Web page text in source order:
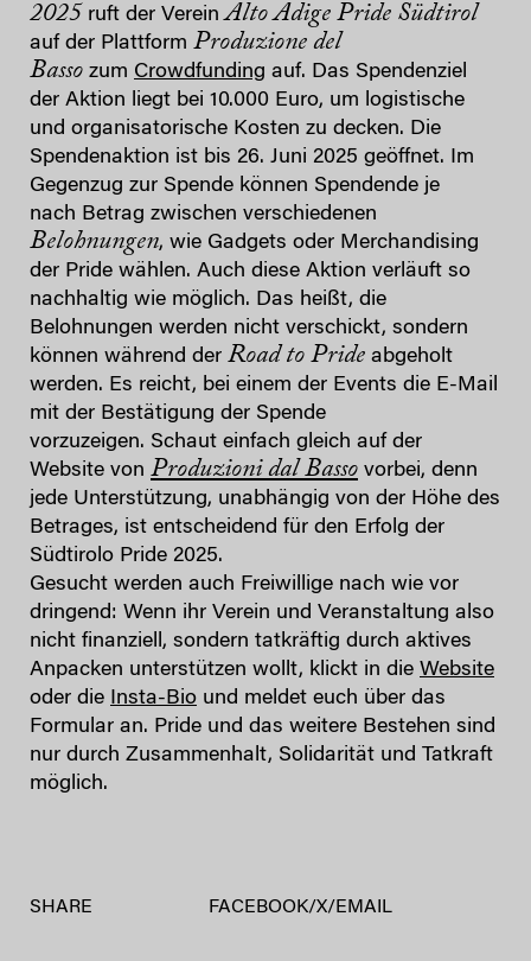
2025 ruft der VereinAlto Adige Pride Südtirol
auf der Plattform Produzione del
Basso zum Crowdfunding auf. Das Spendenziel
der Aktion liegt bei 10.000 Euro, um logistische
und organisatorische Kosten zu decken. Die
Spendenaktion ist bis 26. Juni 2025 geöffnet. Im
Gegenzug zur Spende können Spendende je
nach Betrag zwischen verschiedenen
Belohnungen, wie Gadgets oder Merchandising
der Pride wählen. Auch diese Aktion verläuft so
nachhaltig wie möglich. Das heißt, die
Belohnungen werden nicht verschickt, sondern
können während der Road to Pride abgeholt
werden. Es reicht, bei einem der Events die E-Mail
mit der Bestätigung der Spende
vorzuzeigen. Schaut einfach gleich auf der
Website von Produzioni dal Basso vorbei, denn
jede Unterstützung, unabhängig von der Höhe des
Betrages, ist entscheidend für den Erfolg der
Südtirolo Pride 2025.
Gesucht werden auch Freiwillige nach wie vor
dringend: Wenn ihr Verein und Veranstaltung also
nicht finanziell, sondern tatkräftig durch aktives
Anpacken unterstützen wollt, klickt in die Website
oder die
Insta-Bio und meldet euch über das
Formular an. Pride und das weitere Bestehen sind
nur durch Zusammenhalt, Solidarität und Tatkraft
möglich.
SHARE FACEBOOK/X/EMAIL